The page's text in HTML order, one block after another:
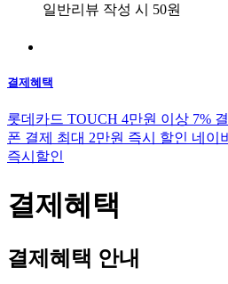
일반리뷰 작성 시
50원
결제혜택
롯데카드 TOUCH 4만원 이상 7%
폰 결제 최대 2만원 즉시 할인 네이
즉시할인
결제혜택
결제혜택 안내